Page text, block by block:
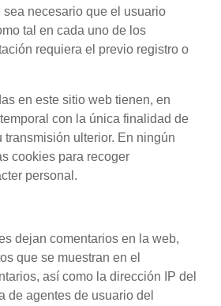
necesario que el usuario
tal en cada uno de los
requiera el previo registro o
en este sitio web tienen, en
con la única finalidad de
transmisión ulterior. En ningún
cookies para recoger
personal.
dejan comentarios en la web,
que se muestran en el
así como la dirección IP del
de agentes de usuario del